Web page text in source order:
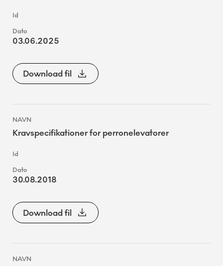
03.06.2025
Download fil
Kravspecifikationer for perronelevatorer
30.08.2018
Download fil